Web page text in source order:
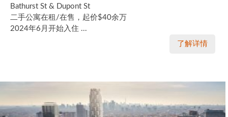
Bathurst St & Dupont St
二手公寓在租/在售，起价$40余万
2024年6月开始入住 ...
了解详情